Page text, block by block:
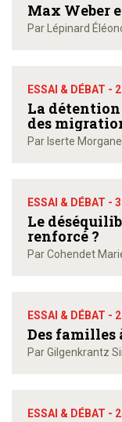
Max Weber
Par Lépinard
ESSAI & DÉBAT -
La détention
des
Par Iserte
ESSAI & DÉBAT -
Le
renforcé ?
Par Cohendet
ESSAI & DÉBAT -
Des familles
Par Gilgenkrantz
ESSAI & DÉBAT -